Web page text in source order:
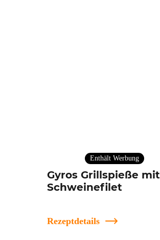
Enthält Werbung
Gyros Grillspieße mit
Schweinefilet
Rezeptdetails